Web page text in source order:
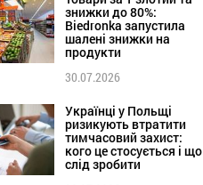
знижки до 80%:
Biedronka запустила
шалені знижки на
продукти
30.07.2026
Українці у Польщі
ризикують втратити
тимчасовий захист:
кого це стосується і що
слід зробити